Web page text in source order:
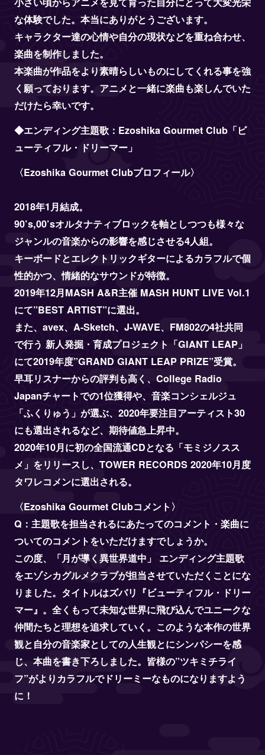
な体験でした。本当にありがとうございます。
キャラクター達の心情や自分の現状などを重ね合わせ、
楽曲を制作しました。
本楽曲が作品をより素晴らしいものにしてくれる事を強
く願っております。アニメと一緒に楽曲も楽しんでいた
だけたら幸いです。
◆エンディング主題歌：Ezoshika Gourmet Club「ビ
ューティフル・ドリーマー」
〈Ezoshika Gourmet Clubプロフィール〉
2018年1月結成。
90’s,00’sオルタナティブロックを軸としつつも様々な
ジャンルの音楽からの影響を感じさせる4人組。
キーボードとエレクトリックギターによるカラフルで個
性的かつ、情緒的なサウンドが特徴。
2019年12月MASH A&R主催 MASH HUNT LIVE Vol.1
にて”BEST ARTIST”に選出。
また、avex、A-Sketch、J-WAVE、FM802の4社共同
で行う 新人発掘・育成プロジェクト「GIANT LEAP」
にて2019年度”GRAND GIANT LEAP PRIZE”受賞。
早耳リスナーからの評判も高く、College Radio
Japanチャートでの1位獲得や、音楽コンシェルジュ
「ふくりゅう」が選ぶ、2020年要注目アーティスト30
にも選出されるなど、期待値急上昇中。
2020年10月に初の全国流通CDとなる「モミジノスス
メ」をリリースし、TOWER RECORDS 2020年10月度
タワレコメンに選出される。
〈Ezoshika Gourmet Clubコメント〉
Q：主題歌を担当されるにあたってのコメント・楽曲に
ついてのコメントをいただけますでしょうか。
この度、「月が導く異世界道中」 エンディング主題歌
をエゾシカグルメクラブが担当させていただくことにな
りました。タイトルはズバリ『ビューティフル・ドリー
マー』。全くもって未知な世界に飛び込んでユニークな
仲間たちと理想を追求していく。このような本作の世界
観と自分の音楽家としての人生観とにシンパシーを感
じ、本曲を書き下ろしました。皆様の”ツキミチライ
フ”がよりカラフルでドリーミーなものになりますよう
に！